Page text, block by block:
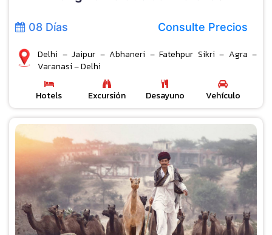
08 Días Consulte Precios
Delhi – Jaipur – Abhaneri – Fatehpur Sikri – Agra –
Varanasi – Delhi
Hotels Excursión Desayuno Vehículo